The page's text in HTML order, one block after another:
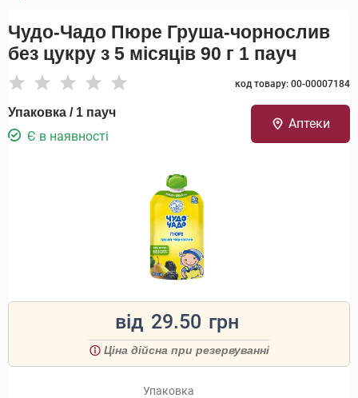
Чудо-Чадо Пюре Груша-чорнослив
без цукру з 5 місяців 90 г 1 пауч
код товару: 00-00007184
Упаковка / 1 пауч
Є в наявності
Аптеки
від 29.50 грн
Ціна дійсна при резервуванні
Упаковка